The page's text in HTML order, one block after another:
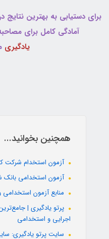
برای دستیابی به بهترین نتایج
آمادگی کامل برای
یادگیری
همچنین بخوانید...
آزمون استخدام شرکت
آزمون استخدامی بانک
منابع آزمون
پرتو یادگیری |
اجرایی و استخدامی
سایت پرتو یادگیری: